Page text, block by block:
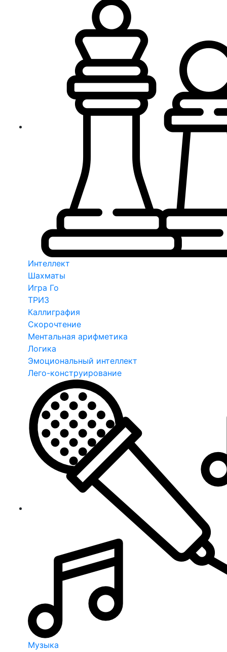
Интеллект
Шахматы
Игра Го
ТРИЗ
Каллиграфия
Скорочтение
Ментальная арифметика
Логика
Эмоциональный интеллект
Лего-конструирование
Музыка